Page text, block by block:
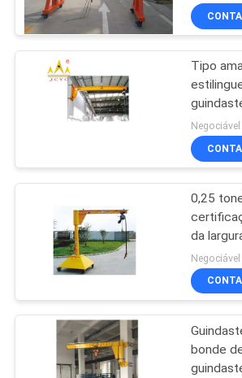
Guincho
Guindaste
elevada
patíbulo
Tipo
da cor
grua
0,25
da
1400
assoalho
bonde